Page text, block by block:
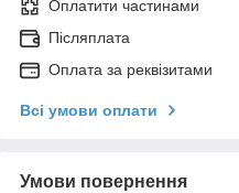
Оплатити частинами
Післяплата
Оплата за реквізитами
Всі умови оплати
Умови повернення